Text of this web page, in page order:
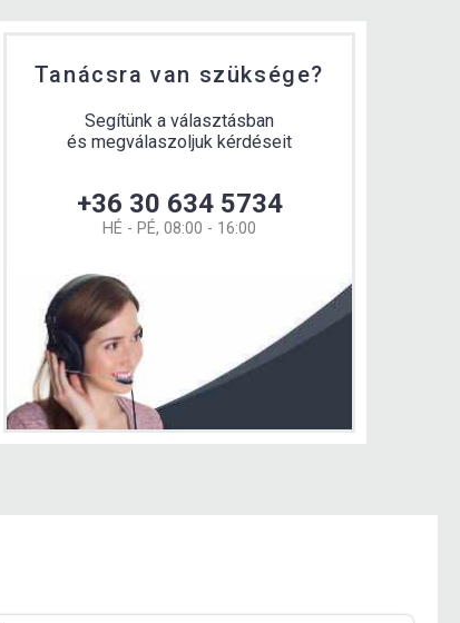
Tanácsra van szüksége?
Segítünk a választásban
és megválaszoljuk kérdéseit
+36 30 634 5734
HÉ - PÉ, 08:00 - 16:00